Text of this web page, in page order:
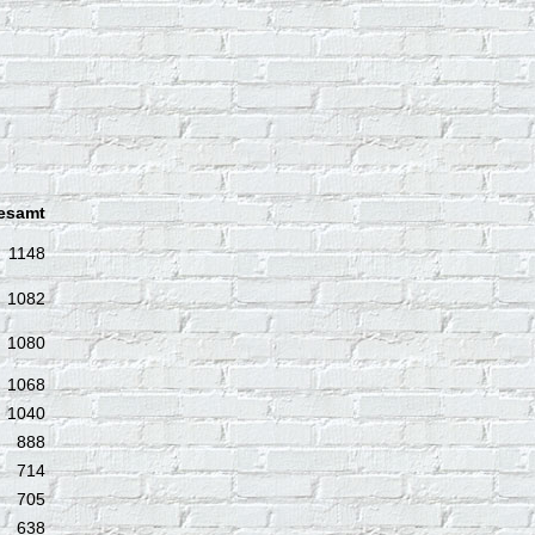
1148
1082
1080
1068
1040
888
714
705
638